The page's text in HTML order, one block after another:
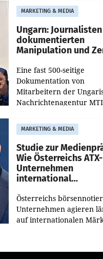
Optimierungsplattform
OtterlyAI. Damit baut die
Agentur ihr
MARKETING & MEDIA
Ungarn: Journalisten
dokumentierten
Manipulation und
Eine fast 500-seitige
Dokumentation von
Mitarbeitern der
Nachrichtenagentur
Manipulation und Zensur
der Agentur während
MARKETING & MEDIA
Studie zur
Wie Österreichs ATX-
Unternehmen
international
Österreichs
Unternehmen agieren
auf internationalen
untersucht die weltweite